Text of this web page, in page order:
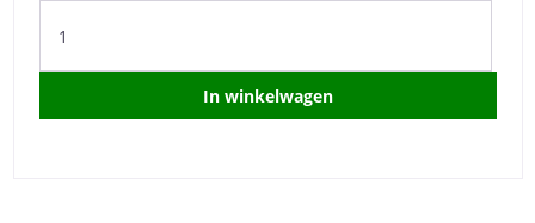
'Apollo'
In winkelwagen